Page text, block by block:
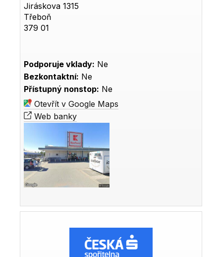
Jiráskova 1315
Třeboň
379 01
Podporuje vklady: Ne
Bezkontaktní: Ne
Přístupný nonstop: Ne
Otevřít v Google Maps
Web banky